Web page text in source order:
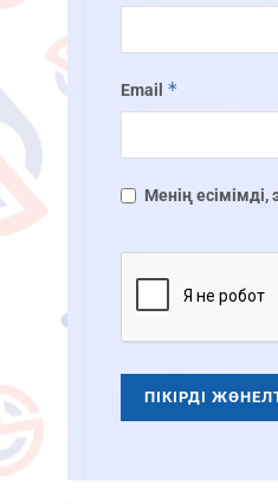
Email *
Менің